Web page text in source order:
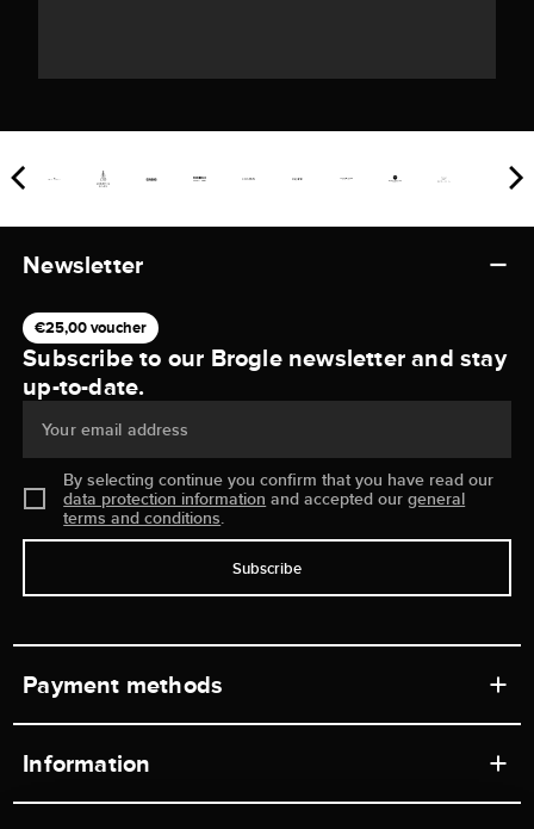
Newsletter
€25,00 voucher
Subscribe to our Brogle newsletter and stay
up-to-date.
Your email address
By selecting continue you confirm that you have read our
data protection information and accepted ourgeneral
terms and conditions.
Subscribe
Payment methods
Information